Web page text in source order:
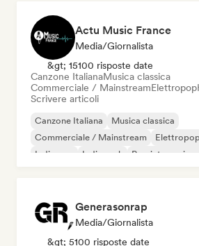
Actu Music France
Media/Giornalista
&gt; 15100 risposte date
Canzone ItalianaMusica classica
Commerciale / MainstreamElettropop
Scrivere articoli
Canzone Italiana
Musica classica
Commerciale / Mainstream
Elettropop
Indie pop
Indie rock Pop
Generasonrap
Media/Giornalista
&gt; 5100 risposte date